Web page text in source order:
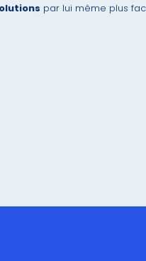
par lui même plus